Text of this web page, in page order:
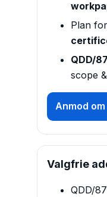
Plan
QDD/
scope
Anmod
Valgfrie
QDD/